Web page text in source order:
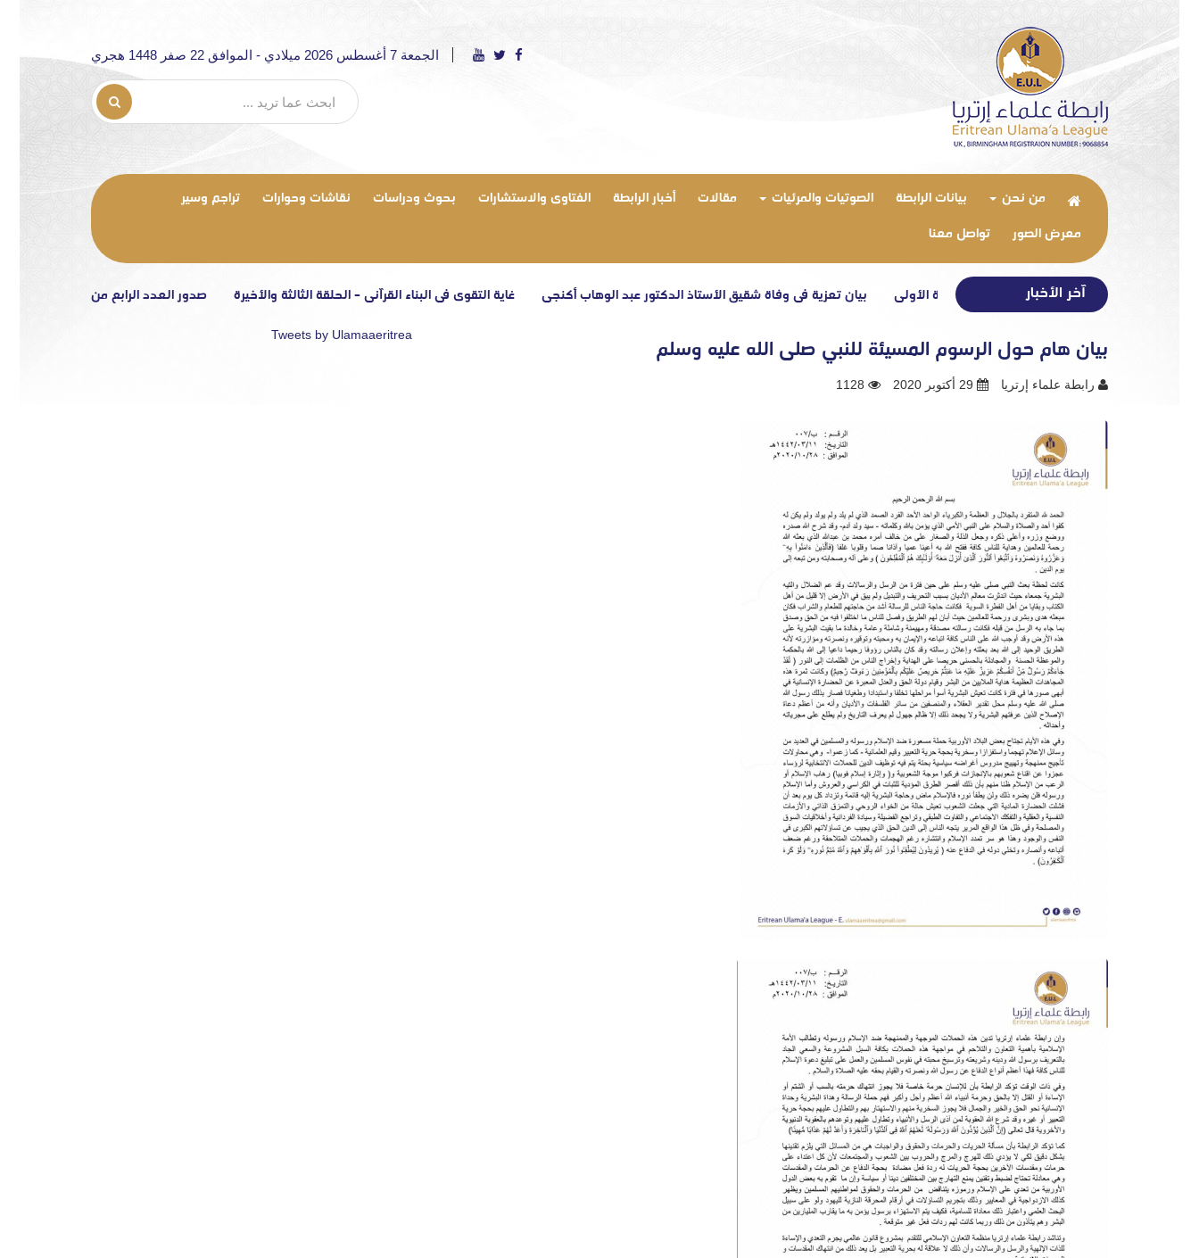
الجمعة 7 أغسطس 2026 ميلادي - الموافق 22 صفر 1448 هجري
من نحن بيانات الرابطة الصوتيات والمرئيات مقالات أخبار الرابطة الفتاوى والاستشارات بحوث ودراسات نقاشات وحوارات
تراجم وسير
معرض الصور
تواصل معنا
آخر الأخبار
غاية التعارف – الحلقة الأولى بيان تعزية في وفاة شقيق الأستاذ الدكتور عبد الوهاب أكنجي غاية التقوى في البناء القرآني – الحلقة الثالثة والأخيرة صدور العدد الرابع من مجلة «الرابطة»
بيان هام حول الرسوم المسيئة للنبي صلى الله عليه وسلم
رابطة علماء إرتريا
Tweets by Ulamaaeritrea